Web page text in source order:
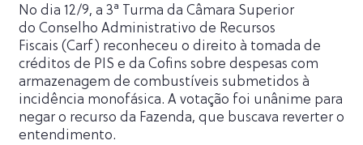
No dia 12/9, a 3ª Turma da Câmara Superior
do Conselho Administrativo de Recursos
Fiscais (Carf) reconheceu o direito à tomada de
créditos de PIS e da Cofins sobre despesas com
armazenagem de combustíveis submetidos à
incidência monofásica. A votação foi unânime para
negar o recurso da Fazenda, que buscava reverter o
entendimento.